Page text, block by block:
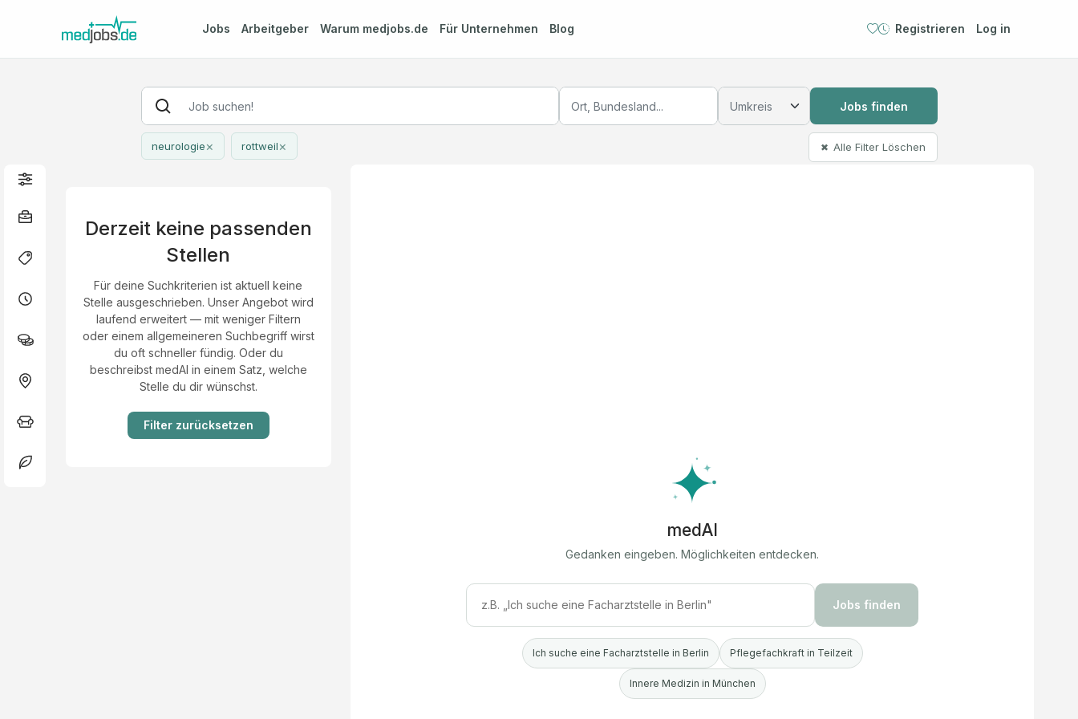
Jobs Arbeitgeber Warum medjobs.de Für Unternehmen Blog Registrieren Log in
Jobs finden
neurologie× rottweil× ✖ Alle Filter Löschen
Derzeit keine passenden
Stellen
Für deine Suchkriterien ist aktuell keine
Stelle ausgeschrieben. Unser Angebot wird
laufend erweitert — mit weniger Filtern
oder einem allgemeineren Suchbegriff wirst
du oft schneller fündig. Oder du
beschreibst medAI in einem Satz, welche
Stelle du dir wünschst.
Filter zurücksetzen
medAI
Gedanken eingeben. Möglichkeiten entdecken.
Jobs finden
Ich suche eine Facharztstelle in Berlin Pflegefachkraft in Teilzeit
Innere Medizin in München